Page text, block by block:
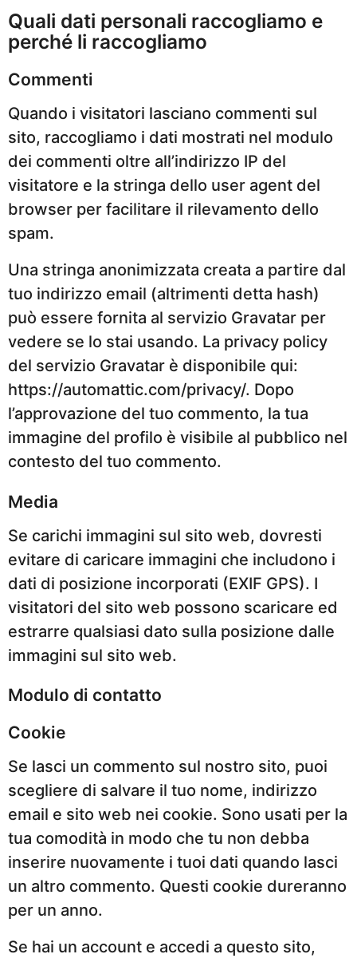
Quali dati personali raccogliamo e
perché li raccogliamo
Commenti
Quando i visitatori lasciano commenti sul
sito, raccogliamo i dati mostrati nel modulo
dei commenti oltre all’indirizzo IP del
visitatore e la stringa dello user agent del
browser per facilitare il rilevamento dello
spam.
Una stringa anonimizzata creata a partire dal
tuo indirizzo email (altrimenti detta hash)
può essere fornita al servizio Gravatar per
vedere se lo stai usando. La privacy policy
del servizio Gravatar è disponibile qui:
https://automattic.com/privacy/. Dopo
l’approvazione del tuo commento, la tua
immagine del profilo è visibile al pubblico nel
contesto del tuo commento.
Media
Se carichi immagini sul sito web, dovresti
evitare di caricare immagini che includono i
dati di posizione incorporati (EXIF GPS). I
visitatori del sito web possono scaricare ed
estrarre qualsiasi dato sulla posizione dalle
immagini sul sito web.
Modulo di contatto
Cookie
Se lasci un commento sul nostro sito, puoi
scegliere di salvare il tuo nome, indirizzo
email e sito web nei cookie. Sono usati per la
tua comodità in modo che tu non debba
inserire nuovamente i tuoi dati quando lasci
un altro commento. Questi cookie dureranno
per un anno.
Se hai un account e accedi a questo sito,